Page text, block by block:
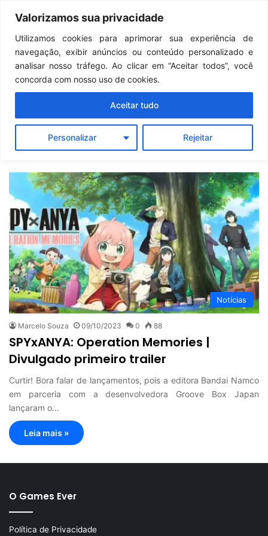
Valorizamos sua privacidade
Utilizamos cookies para aprimorar sua experiência de
navegação, exibir anúncios ou conteúdo personalizado e
analisar nosso tráfego. Ao clicar em “Aceitar todos”, você
concorda com nosso uso de cookies.
Personalizar Rejeitar
Aceitar tudo
Menu
SPYxANYA:
Operation
Memories
Notícias
Marcelo Souza 09/10/2023 0 88
SPYxANYA: Operation Memories |
Divulgado primeiro trailer
Curtir! Bora falar de lançamentos, pois a editora Bandai Namco
em parceria com a desenvolvedora Groove Box Japan
lançaram o…
Leia mais »
O Games Ever
Política de Privacidade